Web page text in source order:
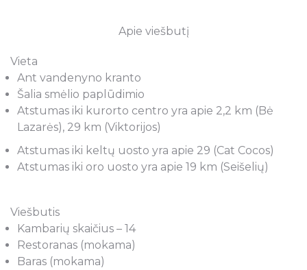
Apie viešbutį
Vieta
Ant vandenyno kranto
Šalia smėlio paplūdimio
Atstumas iki kurorto centro yra apie 2,2 km (Bė
Lazarės), 29 km (Viktorijos)
Atstumas iki keltų uosto yra apie 29 (Cat Cocos)
Atstumas iki oro uosto yra apie 19 km (Seišelių)
Viešbutis
Kambarių skaičius – 14
Restoranas (mokama)
Baras (mokama)